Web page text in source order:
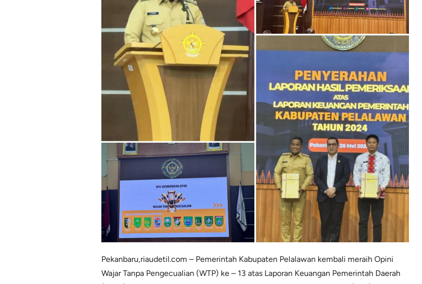
Pekanbaru,riaudetil.com – Pemerintah Kabupaten Pelalawan kembali meraih Opini
Wajar Tanpa Pengecualian (WTP) ke – 13 atas Laporan Keuangan Pemerintah Daerah